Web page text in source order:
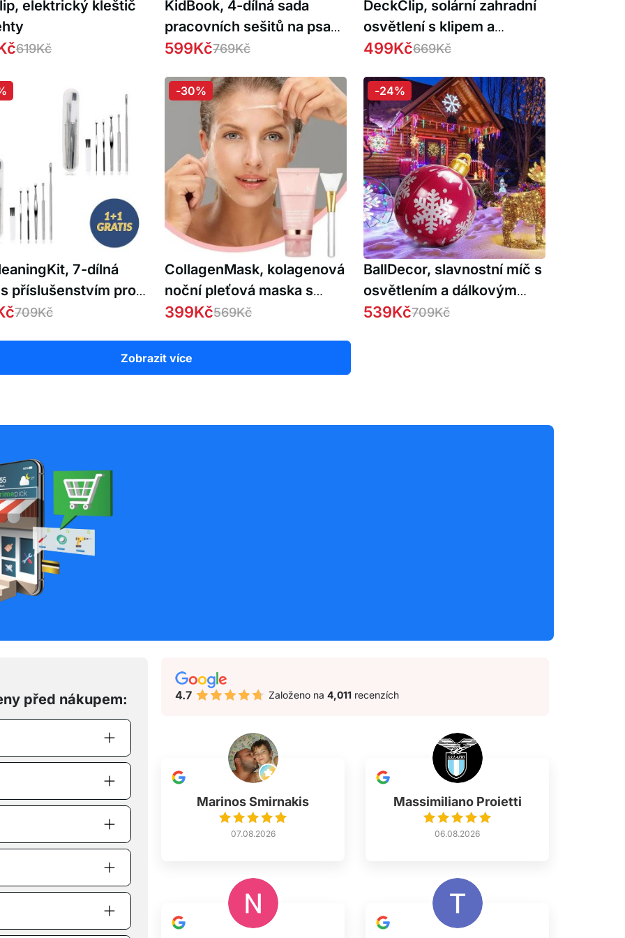
elektrický kleštič
619Kč
KidBook, 4-dílná sada
pracovních sešitů na psaní
a kreslení pomocí
automaticky vymaže (1+1
ZDARMA )
599Kč769Kč
DeckClip, solární zahradní
osvětlení s klipem a
senzorem pohybu
499Kč669Kč
7-dílná
příslušenstvím pro
čištění uší 1 + 1
709Kč
CollagenMask, kolagenová
noční pleťová maska s
peel-off efektem
399Kč569Kč
-30%
BallDecor, slavnostní míč s
osvětlením a dálkovým
ovládáním
539Kč709Kč
-24%
Zobrazit více
před nákupem: 4.7 Založeno na 4,011 recenzích
Marinos Smirnakis
07.08.2026
Massimiliano Proietti
06.08.2026